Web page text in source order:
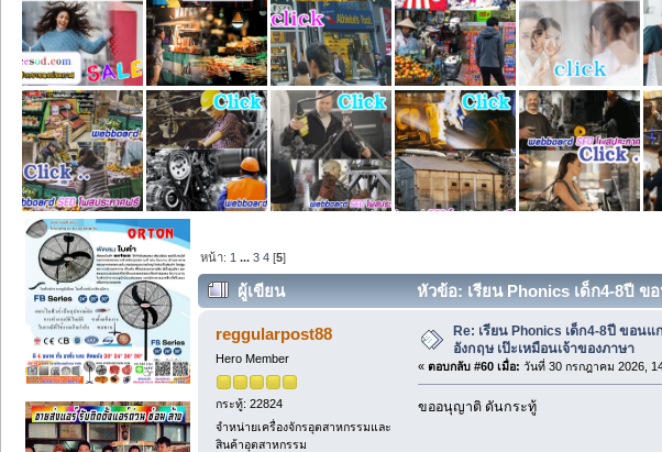
หน้า: 1 ...3 4 [5]
ผู้เขียน
หัวข้อ: เรียน Phonics เด็ก4-8ปี ข
reggularpost88
Hero Member
กระทู้: 22824
จำหน่ายเครื่องจักรอุตสาหกรรมและ
สินค้าอุตสาหกรรม
Re: เรียน Phonics เด็ก4-8ปี ขอนแ
อังกฤษ เป๊ะเหมือนเจ้าของภาษา
« ตอบกลับ #60 เมื่อ: วันที่ 30 กรกฎาคม 2026,
ขออนุญาติ ดันกระทู้